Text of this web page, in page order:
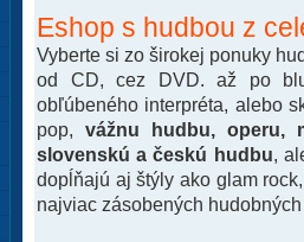
Eshop s hudbou z
Vyberte si zo širokej ponuky
od CD, cez DVD. až po
obľúbeného interpréta, alebo
pop, vážnu hudbu, operu,
slovenskú a českú hudbu ,
dopĺňajú aj štýly ako glam
najviac zásobených